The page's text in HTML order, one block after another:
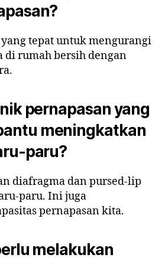
tepat untuk mengurangi
di rumah bersih dengan
pernapasan yang
meningkatkan
paru?
diafragma dan pursed-lip
paru. Ini juga
pernapasan kita.
melakukan